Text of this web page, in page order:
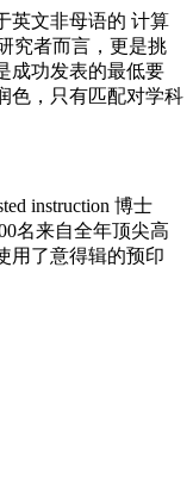
英文非母语的 计算
究者而言，更是挑
成功发表的最低要
色，只有匹配对学科
instruction 博士
名来自全年顶尖高
用了意得辑的预印